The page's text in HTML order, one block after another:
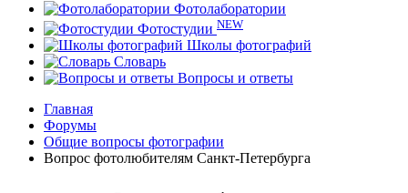
Фотолаборатории
Фотостудии NEW
Школы фотографий
Словарь
Вопросы и ответы
Главная
Форумы
Общие вопросы фотографии
Вопрос фотолюбителям Санкт-Петербурга